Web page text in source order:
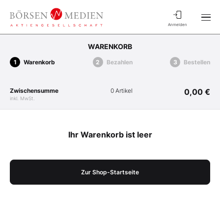
Anmelden
WARENKORB
Warenkorb Bezahlen Bestellen
Zwischensumme
inkl. MwSt.
0 Artikel 0,00 €
Ihr Warenkorb ist leer
Zur Shop-Startseite